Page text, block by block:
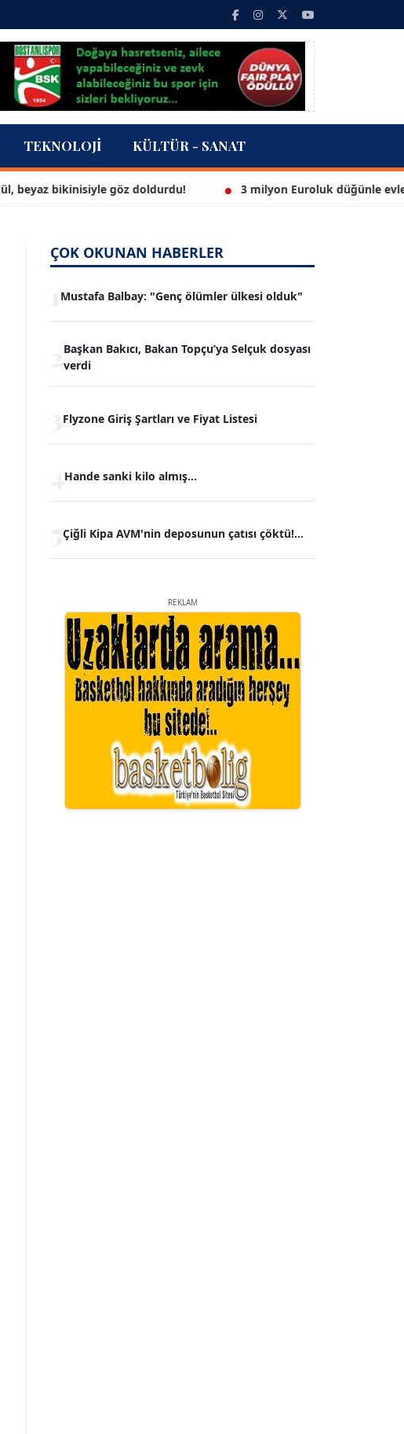
TEKNOLOJI KÜLTÜR - SANAT
göz doldurdu! 3 milyon Euroluk düğünle evlendiler
ÇOK OKUNAN HABERLER
Mustafa Balbay: "Genç ölümler ülkesi olduk"
Başkan Bakıcı, Bakan Topçu’ya Selçuk dosyası
verdi
Flyzone Giriş Şartları ve Fiyat Listesi
Hande sanki kilo almış...
Çiğli Kipa AVM'nin deposunun çatısı çöktü!...
REKLAM